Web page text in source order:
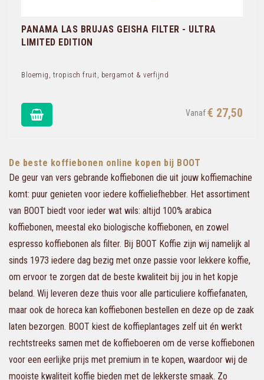
PANAMA LAS BRUJAS GEISHA FILTER - ULTRA
LIMITED EDITION
Bloemig, tropisch fruit, bergamot & verfijnd
€ 27,50
De beste koffiebonen online kopen bij BOOT
De geur van vers gebrande koffiebonen die uit jouw koffiemachine
komt: puur genieten voor iedere koffieliefhebber. Het assortiment
van BOOT biedt voor ieder wat wils: altijd 100% arabica
koffiebonen, meestal eko biologische koffiebonen, en zowel
espresso koffiebonen als filter. Bij BOOT Koffie zijn wij namelijk al
sinds 1973 iedere dag bezig met onze passie voor lekkere koffie,
om ervoor te zorgen dat de beste kwaliteit bij jou in het kopje
beland. Wij leveren deze thuis voor alle particuliere koffiefanaten,
maar ook de horeca kan koffiebonen bestellen en deze op de zaak
laten bezorgen. BOOT kiest de koffieplantages zelf uit én werkt
rechtstreeks samen met de koffieboeren om de verse koffiebonen
voor een eerlijke prijs met premium in te kopen, waardoor wij de
mooiste kwaliteit koffie bieden met de lekkerste smaak. Zo